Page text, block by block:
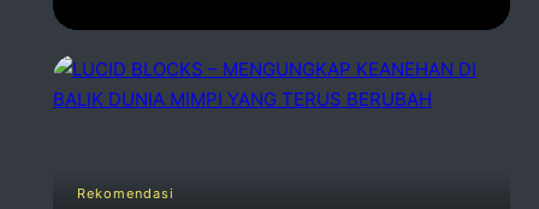
Rekomendasi